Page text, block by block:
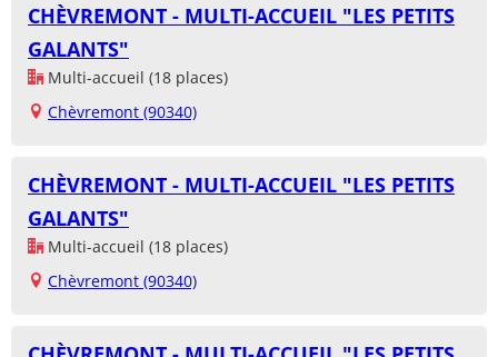
CHÈVREMONT - MULTI-ACCUEIL "LES PETITS
GALANTS"
Multi-accueil (18 places)
Chèvremont (90340)
CHÈVREMONT - MULTI-ACCUEIL "LES PETITS
GALANTS"
Multi-accueil (18 places)
Chèvremont (90340)